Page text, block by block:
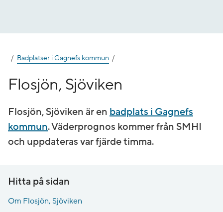
Badplatser i Gagnefs kommun
Flosjön, Sjöviken
Flosjön, Sjöviken är en badplats i Gagnefs
kommun. Väderprognos kommer från SMHI
och uppdateras var fjärde timma.
Hitta på sidan
Om Flosjön, Sjöviken